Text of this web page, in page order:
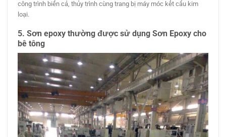
công trình biển cả, thủy trình cùng trang bị máy móc kết cấu kim
loại.
5. Sơn epoxy thường được sử dụng Sơn Epoxy cho
bê tông